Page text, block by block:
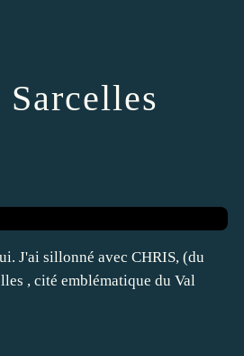
Sarcelles
J'ai sillonné avec CHRIS, (du
, cité emblématique du Val